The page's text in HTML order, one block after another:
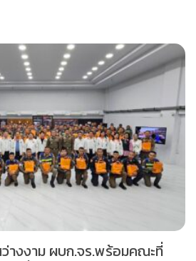
างงาม ผบก.จร.พร้อมคณะที่